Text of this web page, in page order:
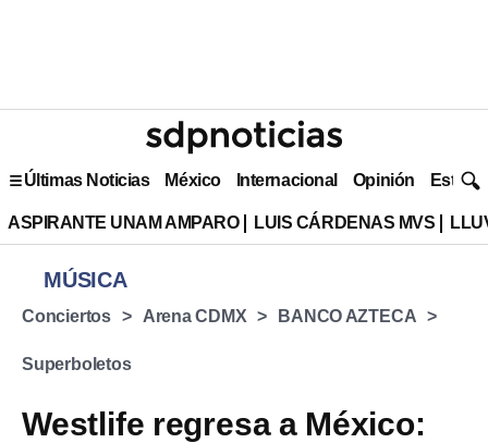
Últimas Noticias México Internacional Opinión Estilo
ASPIRANTE UNAM AMPARO LUIS CÁRDENAS MVS
MÚSICA
Conciertos Arena CDMX BANCO AZTECA
Superboletos
Westlife regresa a México: